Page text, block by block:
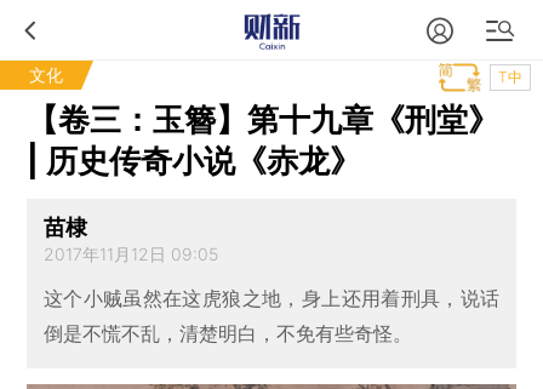
文化 T中
【卷三：玉簪】第十九章《刑堂》
| 历史传奇小说《赤龙》
苗棣
2017年11月12日 09:05
这个小贼虽然在这虎狼之地，身上还用着刑具，说话
倒是不慌不乱，清楚明白，不免有些奇怪。